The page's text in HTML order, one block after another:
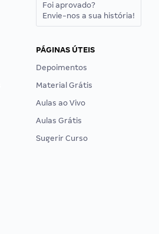
Foi aprovado?
Envie-nos a sua história!
PÁGINAS ÚTEIS
Depoimentos
Material Grátis
Aulas ao Vivo
Aulas Grátis
Sugerir Curso